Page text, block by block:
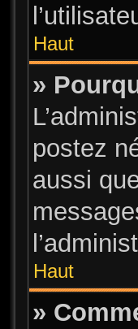
Haut
»
postez
aussi
Haut
»